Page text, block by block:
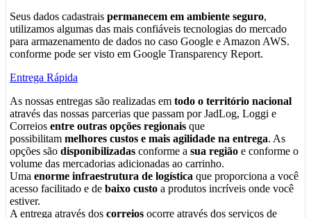
Seus dados cadastrais permanecem em ambiente seguro,
utilizamos algumas das mais confiáveis tecnologias do mercado
para armazenamento de dados no caso Google e Amazon AWS.
conforme pode ser visto em Google Transparency Report.
Entrega Rápida
As nossas entregas são realizadas em todo o território nacional
através das nossas parcerias que passam por JadLog, Loggi e
Correios entre outras opções regionais que
possibilitam melhores custos e mais agilidade na entrega. As
opções são disponibilizadas conforme a sua região e conforme o
volume das mercadorias adicionadas ao carrinho.
Uma enorme infraestrutura de logística que proporciona a você
acesso facilitado e de baixo custo a produtos incríveis onde você
estiver.
A entrega através dos correios ocorre através dos serviços de